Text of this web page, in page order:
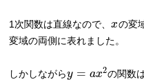
1次関数は直線なので、xの変
変域の両側に表れました。
しかしながらy = ax2の関数